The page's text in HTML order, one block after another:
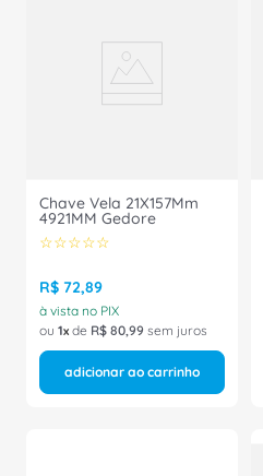
Chave Vela 21X157Mm
4921MM Gedore
☆☆☆☆☆
R$ 72,89
à vista no PIX
ou 1 de R$ 80,99 sem juros
adicionar ao carrinho